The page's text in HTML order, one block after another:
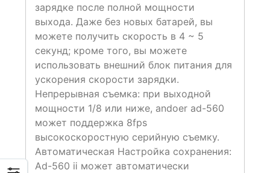
зарядке после полной мощности
выхода. Даже без новых батарей, вы
можете получить скорость в 4 ~ 5
секунд; кроме того, вы можете
использовать внешний блок питания для
ускорения скорости зарядки.
Непрерывная съемка: при выходной
мощности 1/8 или ниже, andoer ad-560
может поддержка 8fps
высокоскоростную серийную съемку.
Автоматическая Настройка сохранения:
Ad-560 ⅱ может автоматически